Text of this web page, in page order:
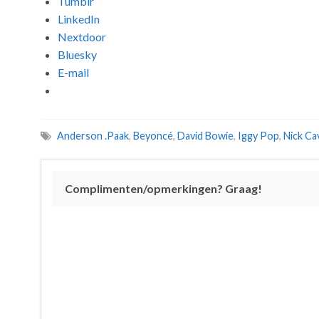
LinkedIn
Nextdoor
Bluesky
E-mail
Anderson .Paak, Beyoncé, David Bowie, Iggy Pop, Nick
Complimenten/opmerkingen? Graag!